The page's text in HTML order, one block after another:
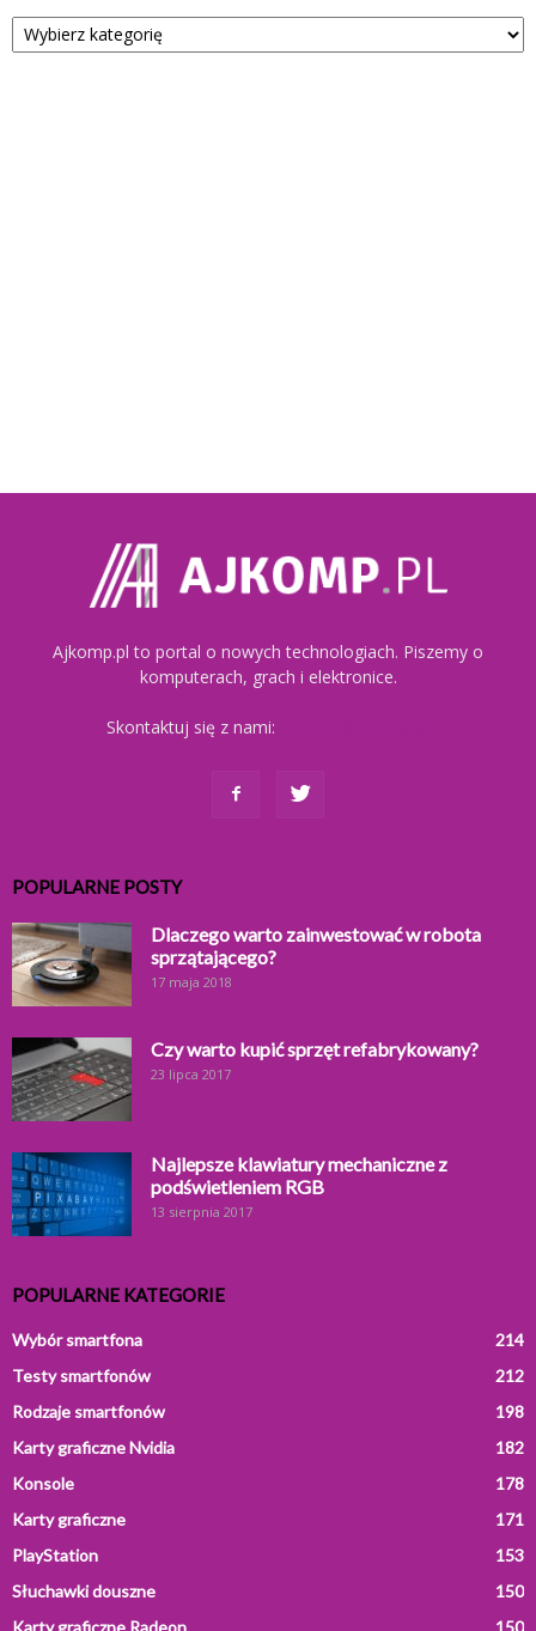
Kategorie
Ajkomp.pl to portal o nowych technologiach. Piszemy o
komputerach, grach i elektronice.
Skontaktuj się z nami:
POPULARNE POSTY
Dlaczego warto zainwestować w robota
sprzątającego?
17 maja 2018
Czy warto kupić sprzęt refabrykowany?
23 lipca 2017
Najlepsze klawiatury mechaniczne z
podświetleniem RGB
13 sierpnia 2017
POPULARNE KATEGORIE
Wybór smartfona
214
Testy smartfonów
212
Rodzaje smartfonów
198
Karty graficzne Nvidia
182
Konsole
178
Karty graficzne
171
PlayStation
153
Słuchawki douszne
150